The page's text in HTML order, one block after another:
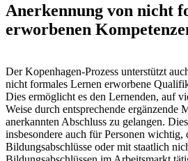
Anerkennung von nicht
erworbenen
Der Kopenhagen-Prozess unterstützt
nicht formales Lernen erworbene
Dies ermöglicht es den Lernenden, auf
Weise durch entsprechende ergänzende
anerkannten Abschluss zu gelangen.
insbesondere auch für Personen wichtig,
Bildungsabschlüsse oder mit staatlich